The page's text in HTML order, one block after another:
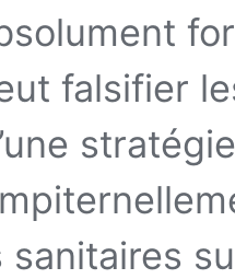
falsifier